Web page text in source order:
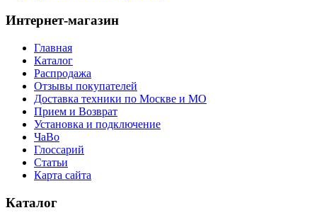
Интернет-магазин
Главная
Каталог
Распродажа
Отзывы покупателей
Доставка техники по Москве и МО
Прием и Возврат
Установка и подключение
ЧаВо
Глоссарий
Статьи
Карта сайта
Каталог